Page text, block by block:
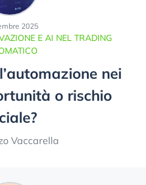
E AI NEL TRADING
2025
nei
o rischio
Vaccarella